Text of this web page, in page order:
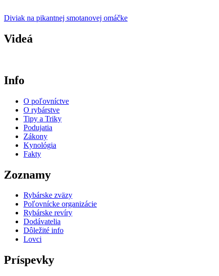
Diviak na pikantnej smotanovej omáčke
Videá
Info
O poľovníctve
O rybárstve
Tipy a Triky
Podujatia
Zákony
Kynológia
Fakty
Zoznamy
Rybárske zväzy
Poľovnícke organizácie
Rybárske revíry
Dodávatelia
Dôležité info
Lovci
Príspevky